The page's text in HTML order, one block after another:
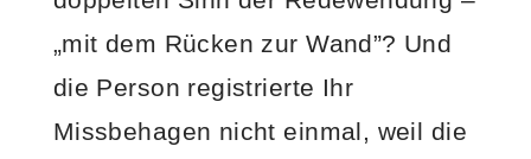
„mit dem Rücken zur Wand”? Und
die Person registrierte Ihr
Missbehagen nicht einmal, weil die